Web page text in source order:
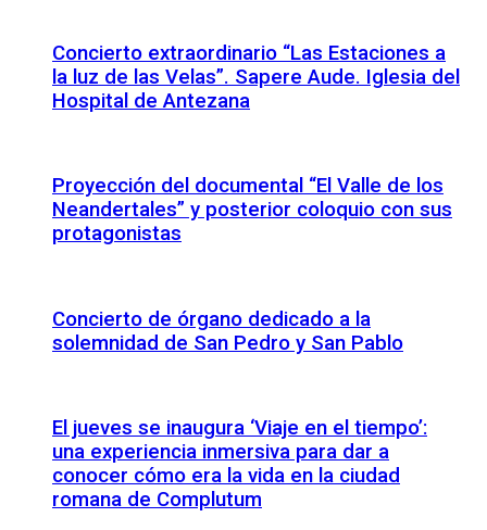
Concierto extraordinario “Las Estaciones a
la luz de las Velas”. Sapere Aude. Iglesia del
Hospital de Antezana
Proyección del documental “El Valle de los
Neandertales” y posterior coloquio con sus
protagonistas
Concierto de órgano dedicado a la
solemnidad de San Pedro y San Pablo
El jueves se inaugura ‘Viaje en el tiempo’:
una experiencia inmersiva para dar a
conocer cómo era la vida en la ciudad
romana de Complutum